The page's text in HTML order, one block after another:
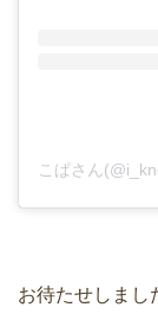
こぱさん
お待たせしまし